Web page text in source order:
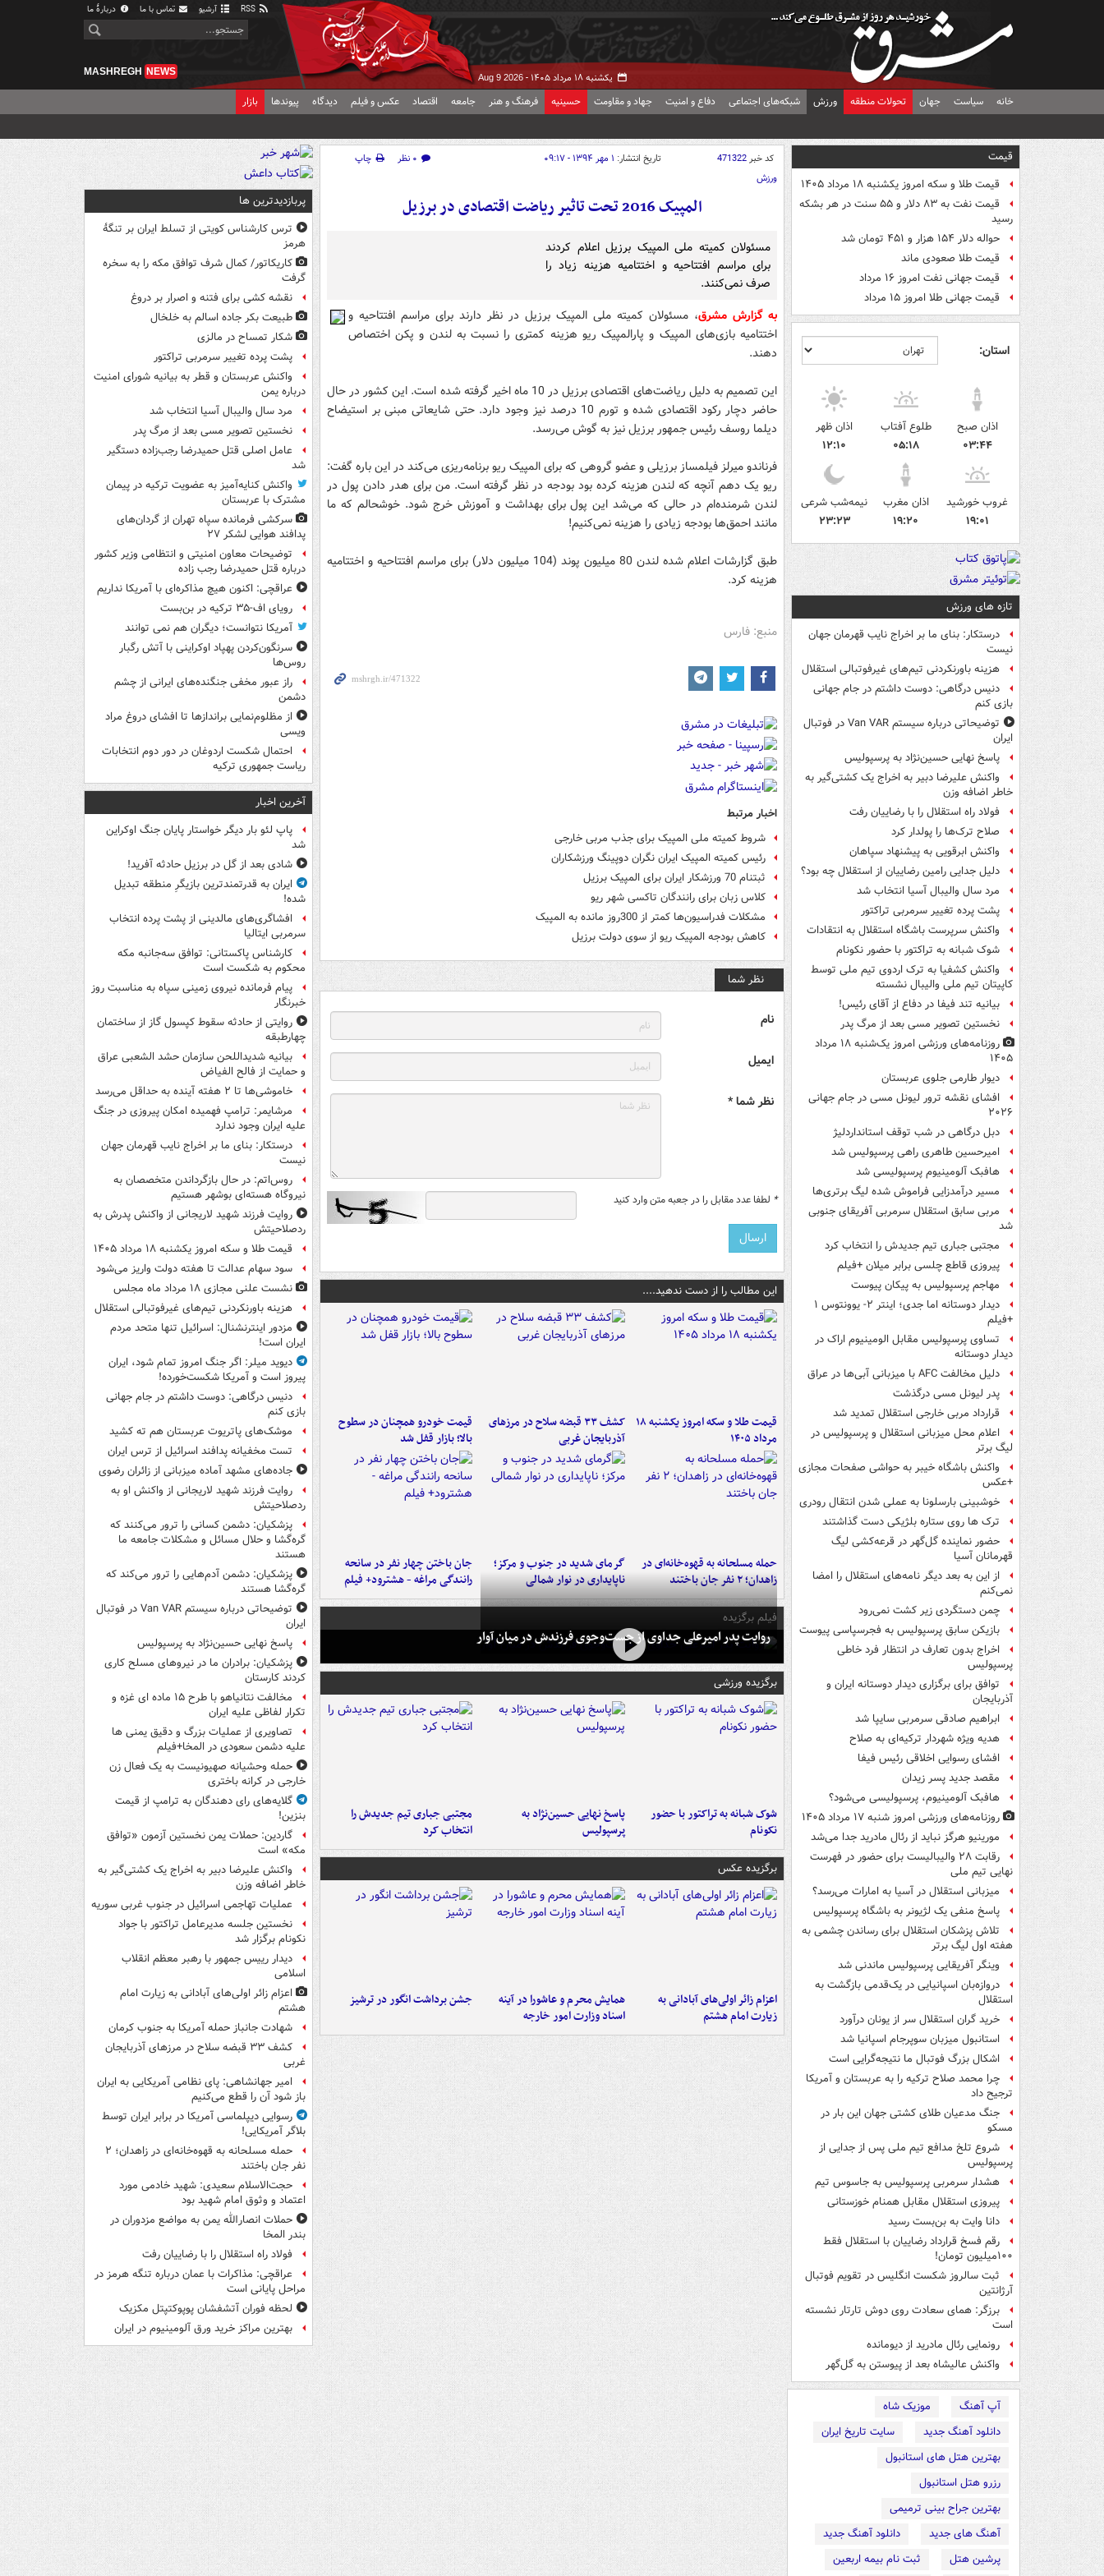
آرشیو تماس با ما دربارهٔ ما
یکشنبه ۱۸ مرداد ۱۴۰۵ - Aug 9 2026
MASHREGH NEWS
خانه سیاست جهان تحولات منطقه ورزش شبکه‌های اجتماعی دفاع و امنیت جهاد و مقاومت حسینیه فرهنگ و هنر جامعه اقتصاد عکس و فیلم دیدگاه پیوندها بازار
قیمت
قیمت طلا و سکه امروز یکشنبه ۱۸ مرداد ۱۴۰۵
قیمت نفت به ۸۳ دلار و ۵۵ سنت در هر بشکه
رسید
حواله دلار ۱۵۴ هزار و ۴۵۱ تومان شد
قیمت طلا صعودی ماند
قیمت جهانی نفت امروز ۱۶ مرداد
قیمت جهانی طلا امروز ۱۵ مرداد
استان:
اذان صبح
۰۳:۴۴
طلوع آفتاب
۰۵:۱۸
اذان ظهر
۱۲:۱۰
غروب خورشید
۱۹:۰۱
اذان مغرب
۱۹:۲۰
نیمه‌شب شرعی
۲۳:۲۳
تازه های ورزش
درستکار: بنای ما بر اخراج نایب قهرمان جهان
نیست
هزینه باورنکردنی تیم‌های غیرفوتبالی استقلال
دنیس درگاهی: دوست داشتم در جام جهانی
بازی کنم
توضیحاتی درباره سیستم Van VAR در فوتبال
ایران
پاسخ نهایی حسین‌نژاد به پرسپولیس
واکنش علیرضا دبیر به اخراج یک کشتی‌گیر به
خاطر اضافه وزن
فولاد راه استقلال را با رضاییان رفت
صلاح ترک‌ها را پولدار کرد
واکنش ابرقویی به پیشنهاد سپاهان
دلیل جدایی رامین رضاییان از استقلال چه بود؟
مرد سال والیبال آسیا انتخاب شد
پشت پرده تغییر سرمربی تراکتور
واکنش سرپرست باشگاه استقلال به انتقادات
شوک شبانه به تراکتور با حضور نکونام
واکنش کشفیا به ترک اردوی تیم ملی توسط
کاپیتان تیم ملی والیبال نشسته
بیانیه تند فیفا در دفاع از آقای رئیس!
نخستین تصویر مسی بعد از مرگ پدر
روزنامه‌های ورزشی امروز یک‌شنبه ۱۸ مرداد
۱۴۰۵
دیوار طارمی جلوی عربستان
افشای نقشه ترور لیونل مسی در جام جهانی
۲۰۲۶
دبل درگاهی در شب توقف استانداردلیژ
امیرحسین طاهری راهی پرسپولیس شد
هافبک آلومینیوم پرسپولیسی شد
مسیر درآمدزایی فراموش شده لیگ برتری‌ها
مربی سابق استقلال سرمربی آفریقای جنوبی
شد
مجتبی جباری تیم جدیدش را انتخاب کرد
پیروزی قاطع چلسی برابر میلان +فیلم
مهاجم پرسپولیس به پیکان پیوست
دیدار دوستانه اما جدی؛ اینتر ۲- یوونتوس ۱
+فیلم
تساوی پرسپولیس مقابل الومینیوم اراک در
دیدار دوستانه
دلیل مخالفت AFC با میزبانی آبی‌ها در عراق
پدر لیونل مسی درگذشت
قرارداد مربی خارجی استقلال تمدید شد
اعلام محل میزبانی استقلال و پرسپولیس در
لیگ برتر
واکنش باشگاه خیبر به حواشی صفحات مجازی
+عکس
خوشبینی بارسلونا به عملی شدن انتقال رودری
ترک ها روی ستاره بلژیکی دست گذاشتند
حضور نماینده گل‌گهر در قرعه‌کشی لیگ
قهرمانان آسیا
از این به بعد دیگر نامه‌های استقلال را امضا
نمی‌کنم
چمن دستگردی زیر کشت نمی‌رود
بازیکن سابق پرسپولیس به فجرسپاسی پیوست
اخراج بدون تعارف در انتظار فرد خاطی
پرسپولیس
توافق برای برگزاری دیدار دوستانه ایران و
آذربایجان
ابراهیم صادقی سرمربی سایپا شد
هدیه ویژه شهردار ترکیه‌ای به صلاح
افشای رسوایی اخلاقی رئیس فیفا
مقصد جدید پسر زیدان
هافبک آلومینیوم، پرسپولیسی می‌شود؟
روزنامه‌های ورزشی امروز ‌شنبه ۱۷ مرداد ۱۴۰۵
مورینیو هرگز نباید از رئال مادرید جدا می‌شد
رقابت ۲۸ والیبالیست برای حضور در فهرست
نهایی تیم ملی
میزبانی استقلال در آسیا به امارات می‌رسد؟
پاسخ منفی یک لژیونر به باشگاه پرسپولیس
تلاش پزشکان استقلال برای رساندن چشمی به
هفته اول لیگ برتر
وینگر آفریقایی پرسپولیس ماندنی شد
دروازه‌بان اسپانیایی در یک‌قدمی بازگشت به
استقلال
خرید گران استقلال سر از یونان درآورد
استانبول میزبان سوپرجام اسپانیا شد
اشکال بزرگ فوتبال ما نتیجه‌گرایی است
چرا محمد صلاح ترکیه را به عربستان و آمریکا
ترجیح داد
جنگ مدعیان طلای کشتی جهان این بار در
مسکو
شروع تلخ مدافع تیم ملی پس از جدایی از
پرسپولیس
هشدار سرمربی پرسپولیس به جاسوس تیم
پیروزی استقلال مقابل همنام خوزستانی
دانا وایت به بن‌بست رسید
رقم فسخ قرارداد رضاییان با استقلال فقط
۱۰۰میلیون تومان!
ثبت سالروز شکست انگلیس در تقویم فوتبال
آرژانتین
برزگر: همای سعادت روی دوش تارتار نشسته
است
رونمایی رئال مادرید از دیومانده
واکنش عالیشاه بعد از پیوستن به گل‌گهر
آپ آهنگ
موزیک شاه
دانلود آهنگ جدید
سایت تاریخ ایران
بهترین هتل های استانبول
رزرو هتل استانبول
بهترین جراح بینی ترمیمی
آهنگ های جدید
دانلود آهنگ جدید
پرشین هتل
ثبت نام بیمه اربعین
کد خبر471322 تاریخ انتشار: ۱ مهر ۱۳۹۴ - ۰۹:۱۷ ۰ نظر
چاپ
ورزش
المپیک 2016 تحت تاثیر ریاضت اقتصادی در برزیل
مسئولان کمیته ملی المپیک برزیل اعلام کردند
برای مراسم افتتاحیه و اختتامیه هزینه زیاد را
صرف نمی‌کنند.
به گزارش مشرق، مسئولان کمیته ملی المپیک برزیل در نظر دارند برای مراسم افتتاحیه و
اختتامیه بازی‌های المپیک و پارالمپیک ریو هزینه کمتری را نسبت به لندن و پکن اختصاص
دهند.
این تصمیم به دلیل ریاضت‌های اقتصادی برزیل در 10 ماه اخیر گرفته شده است. این کشور در حال
حاضر دچار رکود اقتصادی شده و تورم 10 درصد نیز وجود دارد. حتی شایعاتی مبنی بر استیضاح
دیلما روسف رئیس جمهور برزیل نیز به گوش می‌رسد.
فرناندو میرلز فیلمساز برزیلی و عضو گروهی که برای المپیک ریو برنامه‌ریزی می‌کند در این باره گفت:
ریو یک دهم آنچه که لندن هزینه کرده بود بودجه در نظر گرفته است. من برای هدر دادن پول در
لندن شرمنده‌ام در حالی که می‌شد این پول برای بهداشت و آموزش خرج شود. خوشحالم که ما
مانند احمق‌ها بودجه زیادی را هزینه نمی‌کنیم!
طبق گزارشات اعلام شده لندن 80 میلیون پوند (104 میلیون دلار) برای مراسم افتتاحیه و اختتامیه
هزینه کرد.
منبع: فارس
اخبار مرتبط
شروط کمیته ملی المپیک برای جذب مربی خارجی
رئیس کمیته المپیک ایران نگران دوپینگ ورزشکاران
ثبت‎نام 70 ورزشکار ایران برای المپیک برزیل
کلاس زبان برای رانندگان تاکسی شهر ریو
مشکلات فدراسیون‌ها کمتر از 300روز مانده به المپیک
کاهش بودجه المپیک ریو از سوی دولت برزیل
نظر شما
نام
ایمیل
نظر شما *
* لطفا عدد مقابل را در جعبه متن وارد کنید
این مطالب را از دست ندهید....
قیمت طلا و سکه امروز یکشنبه ۱۸
مرداد ۱۴۰۵
کشف ۳۳ قبضه سلاح در مرزهای
آذربایجان غربی
قیمت خودرو همچنان در سطوح
بالا؛ بازار قفل شد
حمله مسلحانه به قهوه‌خانه‌ای در
زاهدان؛ ۲ نفر جان باختند
گرمای شدید در جنوب و مرکز؛
ناپایداری در نوار شمالی
جان باختن چهار نفر در سانحه
رانندگی مراغه - هشترود+ فیلم
فیلم برگزیده
روایت پدر امیرعلی جداوی از جست‌وجوی فرزندش در میان آوار
برگزیده ورزشی
شوک شبانه به تراکتور با حضور
نکونام
پاسخ نهایی حسین‌نژاد به
پرسپولیس
مجتبی جباری تیم جدیدش را
انتخاب کرد
برگزیده عکس
اعزام زائر اولی‌های آبادانی به
زیارت امام هشتم
همایش محرم و عاشورا در آینه
اسناد وزارت امور خارجه
جشن برداشت انگور در ترشیز
پربازدیدترین ها
ترس کارشناس کویتی از تسلط ایران بر تنگۀ
هرمز
کاریکاتور/ کمال شرف توافق مکه را به سخره
گرفت
نقشه کشی برای فتنه و اصرار بر دروغ
طبیعت بکر جاده اسالم به خلخال
شکار تمساح در مالزی
پشت پرده تغییر سرمربی تراکتور
واکنش عربستان و قطر به بیانیه شورای امنیت
درباره یمن
مرد سال والیبال آسیا انتخاب شد
نخستین تصویر مسی بعد از مرگ پدر
عامل اصلی قتل حمیدرضا رجب‌زاده دستگیر
شد
واکنش کنایه‌آمیز به عضویت ترکیه در پیمان
مشترک با عربستان
سرکشی فرمانده سپاه تهران از گردان‌های
پدافند هوایی لشکر ۲۷
توضیحات معاون امنیتی و انتظامی وزیر کشور
درباره قتل حمیدرضا رجب زاده
عراقچی: اکنون هیچ مذاکره‌ای با آمریکا نداریم
رویای اف-۳۵ ترکیه در بن‌بست
آمریکا نتوانست؛ دیگران هم نمی توانند
سرنگون‌کردن پهپاد اوکراینی با آتش رگبار
روس‌ها
راز عبور مخفی جنگنده‌های ایرانی از چشم
دشمن
از مظلوم‌نمایی براندازها تا افشای دروغ مراد
ویسی
احتمال شکست اردوغان در دور دوم انتخابات
ریاست جمهوری ترکیه
آخرین اخبار
پاپ لئو بار دیگر خواستار پایان جنگ اوکراین
شد
شادی بعد از گل در برزیل حادثه آفرید!
ایران به قدرتمندترین بازیگرِ منطقه تبدیل
شده!
افشاگری‌های مالدینی از پشت پرده انتخاب
سرمربی ایتالیا
کارشناس پاکستانی: توافق سه‌جانبه مکه
محکوم به شکست است
پیام فرمانده نیروی زمینی سپاه به مناسبت روز
خبرنگار
روایتی از حادثه سقوط کپسول گاز از ساختمان
چهارطبقه
بیانیه شدیداللحن سازمان حشد الشعبی عراق
و حمایت از فالح الفیاض
خاموشی‌ها تا ۲ هفته آینده به حداقل می‌رسد
مرشایمر: ترامپ فهمیده امکان پیروزی در جنگ
علیه ایران وجود ندارد
درستکار: بنای ما بر اخراج نایب قهرمان جهان
نیست
روس‌اتم: در حال بازگرداندن متخصصان به
نیروگاه هسته‌ای بوشهر هستیم
روایت فرزند شهید لاریجانی از واکنش پدرش به
ردصلاحیتش
قیمت طلا و سکه امروز یکشنبه ۱۸ مرداد ۱۴۰۵
سود سهام عدالت تا هفته دولت واریز می‌شود
نشست علنی مجازی ۱۸ مرداد ماه مجلس
هزینه باورنکردنی تیم‌های غیرفوتبالی استقلال
مزدور اینترنشنال: اسرائیل تنها متحد مردم
ایران است!
دیوید میلر: اگر جنگ امروز تمام شود، ایران
پیروز است و آمریکا شکست‌خورده!
دنیس درگاهی: دوست داشتم در جام جهانی
بازی کنم
موشک‌های پاتریوت عربستان هم ته‌ کشید
تست مخفیانه پدافند اسرائیل از ترس ایران
جاده‌های مشهد آماده میزبانی از زائران رضوی
روایت فرزند شهید لاریجانی از واکنش او به
ردصلاحیتش
پزشکیان: دشمن کسانی را ترور می‌کنند که
گره‌گشا و حلال مسائل و مشکلات جامعه ما
هستند
پزشکیان: دشمن آدم‌هایی را ترور می‌کند که
گره‌گشا هستند
توضیحاتی درباره سیستم Van VAR در فوتبال
ایران
پاسخ نهایی حسین‌نژاد به پرسپولیس
پزشکیان: برادران ما در نیروهای مسلح کاری
کردند کارستان
مخالفت نتانیاهو با طرح ۱۵ ماده ای غزه و
تکرار لفاظی علیه ایران
تصاویری از عملیات بزرگ و دقیق یمنی ها
علیه دشمن سعودی در المخا+فیلم
حمله وحشیانه صهیونیست به یک فعال زن
خارجی در کرانه باختری
گلایه‌های رای دهندگان به ترامپ از قیمت
بنزین!
گاردین: حملات یمن نخستین آزمون «توافق
مکه» است
واکنش علیرضا دبیر به اخراج یک کشتی‌گیر به
خاطر اضافه وزن
عملیات تهاجمی اسرائیل در جنوب غربی سوریه
نخستین جلسه مدیرعامل تراکتور با جواد
نکونام برگزار شد
دیدار رییس جمهور با رهبر معظم انقلاب
اسلامی
اعزام زائر اولی‌های آبادانی به زیارت امام
هشتم
شهادت جانباز حمله آمریکا به جنوب کرمان
کشف ۳۳ قبضه سلاح در مرزهای آذربایجان
غربی
امیر جهانشاهی: پای نظامی آمریکایی به ایران
باز شود آن را قطع می‌کنیم
رسوایی دیپلماسی آمریکا در برابر ایران توسط
بلاگر آمریکایی!
حمله مسلحانه به قهوه‌خانه‌ای در زاهدان؛ ۲
نفر جان باختند
حجت‌الاسلام سعیدی: شهید خادمی مورد
اعتماد و وثوق امام شهید بود
حملات انصارالله یمن به مواضع مزدوران در
بندر المخا
فولاد راه استقلال را با رضاییان رفت
عراقچی: مذاکرات با عمان درباره تنگه هرمز در
مراحل پایانی است
لحظه فوران آتشفشان پوپوکتپتل مکزیک
بهترین مراکز خرید ورق آلومینیوم در ایران